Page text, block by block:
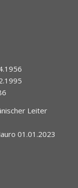
Leiter
01.01.2023